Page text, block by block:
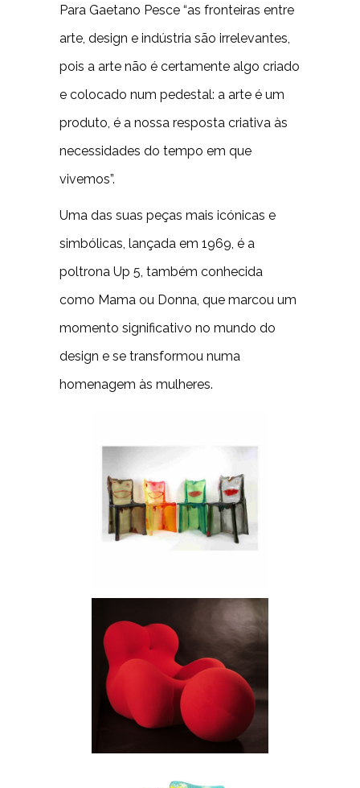
Para Gaetano Pesce “as fronteiras entre
arte, design e indústria são irrelevantes,
pois a arte não é certamente algo criado
e colocado num pedestal: a arte é um
produto, é a nossa resposta criativa às
necessidades do tempo em que
vivemos”.
Uma das suas peças mais icónicas e
simbólicas, lançada em 1969, é a
poltrona Up 5, também conhecida
como Mama ou Donna, que marcou um
momento significativo no mundo do
design e se transformou numa
homenagem às mulheres.